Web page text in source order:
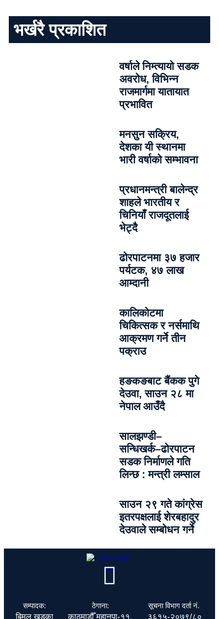
भर्खरै प्रकाशित
वर्षाले निम्त्यायो सडक
अवरोध, विभिन्न
राजमार्गमा यातायात
प्रभावित
मनसुन सक्रिय,
देशका यी स्थानमा
भारी वर्षाको सम्भावना
प्रधानमन्त्री बालेन्द्र
शाहले भारतीय र
चिनियाँ राजदूतलाई
भेट्दै
ढोरपाटनमा ३७ हजार
पर्यटक, ४७ लाख
आम्दानी
कालिकोटमा
चिकित्सक र नर्समाथि
आक्रमण गर्ने तीन
पक्राउ
हङकङबाट बैंकक पुगे
देउवा, साउन २८ मा
नेपाल आउँदै
सालझण्डी–
सन्धिखर्क–ढोरपाटन
सडक निर्माणले गति
लिन्छ : मन्त्री लम्साल
साउन २९ गते कांग्रेस
इतरपक्षलाई शेरबहादुर
देउवाले सम्बोधन गर्ने
सम्पादक:
बिमल खड्का
ठेगाना:
काठमाडौँ महानपा-११,
सूचना विभाग दर्ता नं.
३६१५-२०७९/८०